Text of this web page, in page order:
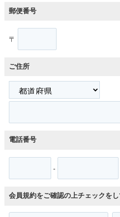
郵便番号
〒
ご住所
電話番号
-
会員規約をご確認の上チェックを